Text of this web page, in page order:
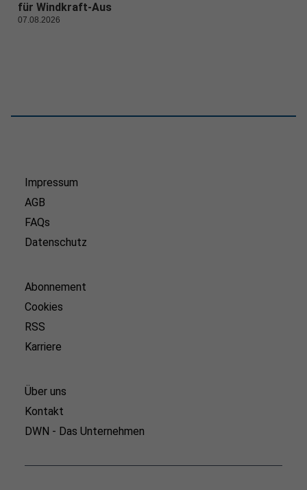
für Windkraft-Aus
07.08.2026
Impressum
AGB
FAQs
Datenschutz
Abonnement
Cookies
RSS
Karriere
Über uns
Kontakt
DWN - Das Unternehmen